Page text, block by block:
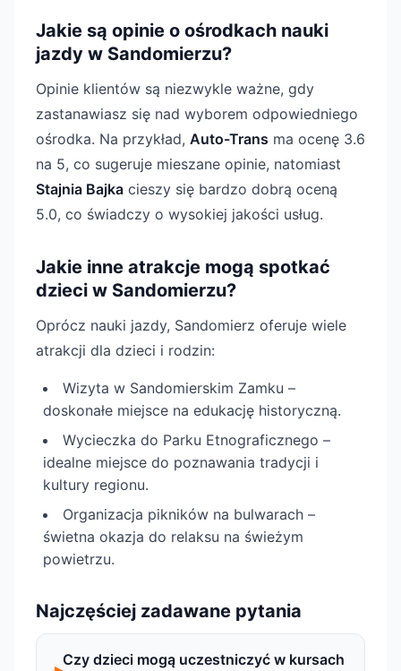
Jakie są opinie o ośrodkach nauki
jazdy w Sandomierzu?
Opinie klientów są niezwykle ważne, gdy
zastanawiasz się nad wyborem odpowiedniego
ośrodka. Na przykład, Auto-Trans ma ocenę 3.6
na 5, co sugeruje mieszane opinie, natomiast
Stajnia Bajka cieszy się bardzo dobrą oceną
5.0, co świadczy o wysokiej jakości usług.
Jakie inne atrakcje mogą spotkać
dzieci w Sandomierzu?
Oprócz nauki jazdy, Sandomierz oferuje wiele
atrakcji dla dzieci i rodzin:
Wizyta w Sandomierskim Zamku –
doskonałe miejsce na edukację historyczną.
Wycieczka do Parku Etnograficznego –
idealne miejsce do poznawania tradycji i
kultury regionu.
Organizacja pikników na bulwarach –
świetna okazja do relaksu na świeżym
powietrzu.
Najczęściej zadawane pytania
Czy dzieci mogą uczestniczyć w kursach